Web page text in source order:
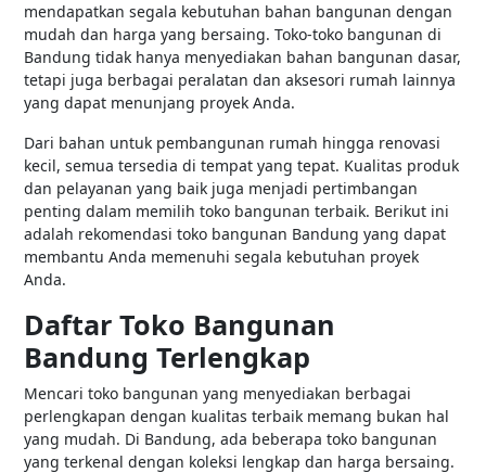
mendapatkan segala kebutuhan bahan bangunan dengan
mudah dan harga yang bersaing. Toko-toko bangunan di
Bandung tidak hanya menyediakan bahan bangunan dasar,
tetapi juga berbagai peralatan dan aksesori rumah lainnya
yang dapat menunjang proyek Anda.
Dari bahan untuk pembangunan rumah hingga renovasi
kecil, semua tersedia di tempat yang tepat. Kualitas produk
dan pelayanan yang baik juga menjadi pertimbangan
penting dalam memilih toko bangunan terbaik. Berikut ini
adalah rekomendasi toko bangunan Bandung yang dapat
membantu Anda memenuhi segala kebutuhan proyek
Anda.
Daftar Toko Bangunan
Bandung Terlengkap
Mencari toko bangunan yang menyediakan berbagai
perlengkapan dengan kualitas terbaik memang bukan hal
yang mudah. Di Bandung, ada beberapa toko bangunan
yang terkenal dengan koleksi lengkap dan harga bersaing.